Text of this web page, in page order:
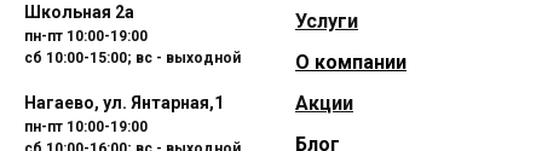
Школьная 2а
пн-пт 10:00-19:00
сб 10:00-15:00; вс - выходной
Нагаево, ул. Янтарная,1
пн-пт 10:00-19:00
Услуги
О компании
Акции
Блог